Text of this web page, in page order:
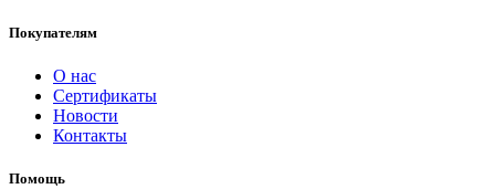
Покупателям
О нас
Сертификаты
Новости
Контакты
Помощь